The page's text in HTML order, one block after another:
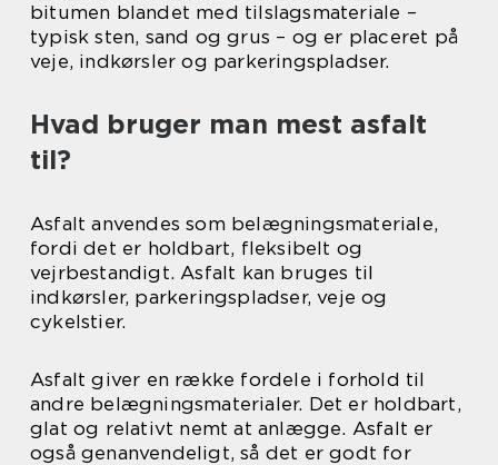
bitumen blandet med tilslagsmateriale –
typisk sten, sand og grus – og er placeret på
veje, indkørsler og parkeringspladser.
Hvad bruger man mest asfalt
til?
Asfalt anvendes som belægningsmateriale,
fordi det er holdbart, fleksibelt og
vejrbestandigt. Asfalt kan bruges til
indkørsler, parkeringspladser, veje og
cykelstier.
Asfalt giver en række fordele i forhold til
andre belægningsmaterialer. Det er holdbart,
glat og relativt nemt at anlægge. Asfalt er
også genanvendeligt, så det er godt for